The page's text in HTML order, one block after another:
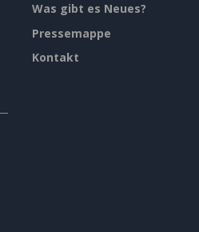
Was gibt es Neues?
Pressemappe
Kontakt